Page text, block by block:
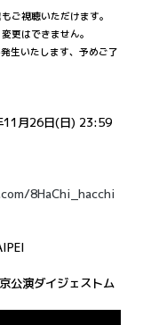
ご視聴いただけます。
更はできません。
生いたします、予めご了
11月26日(日) 23:59
8HaChi_hacchi
演ダイジェストム